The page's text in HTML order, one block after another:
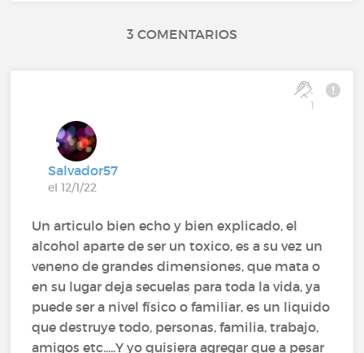
3 COMENTARIOS
1
Salvador57
el 12/1/22
Un articulo bien echo y bien explicado, el
alcohol aparte de ser un toxico, es a su vez un
veneno de grandes dimensiones, que mata o
en su lugar deja secuelas para toda la vida, ya
puede ser a nivel físico o familiar, es un liquido
que destruye todo, personas, familia, trabajo,
amigos etc.....Y yo quisiera agregar que a pesar